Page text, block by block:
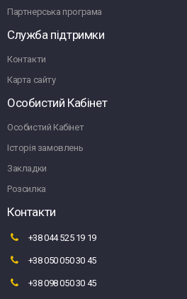
Партнерська програма
Служба підтримки
Контакти
Карта сайту
Особистий Кабінет
Особистий Кабінет
Історія замовлень
Закладки
Розсилка
Контакти
+38 044 525 19 19
+38 050 050 30 45
+38 098 050 30 45